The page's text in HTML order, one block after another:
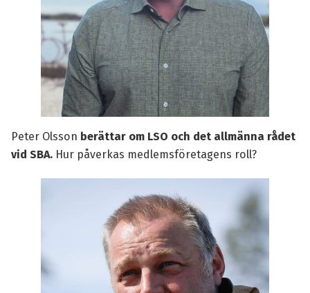
Peter Olsson berättar om LSO och det allmänna rådet
vid SBA. Hur påverkas medlemsföretagens roll?